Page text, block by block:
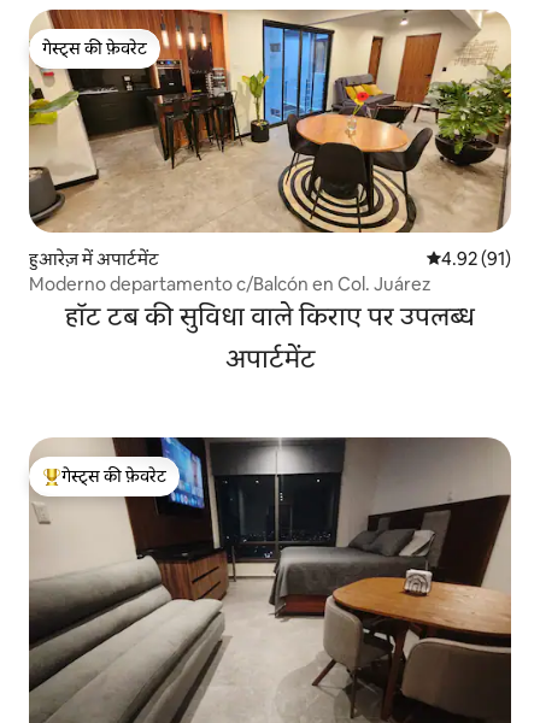
गेस्ट्स की फ़ेवरेट
गेस्ट्स की फ़ेवरेट
हुआरेज़ में अपार्टमेंट औसत रेटिंग 5 में
4.92 (91)
Moderno departamento c/Balcón en Col. Juárez
हॉट टब की सुविधा वाले किराए पर उपलब्ध
अपार्टमेंट
गेस्ट्स का टॉप फ़ेवरेट
गेस्ट्स की फ़ेवरेट